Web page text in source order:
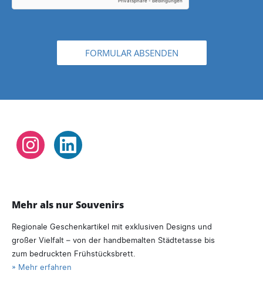
FORMULAR ABSENDEN
Instagram LinkedIn
Mehr als nur Souvenirs
Regionale Geschenkartikel mit exklusiven Designs und
großer Vielfalt – von der handbemalten Städtetasse bis
zum bedruckten Frühstücksbrett.
» Mehr erfahren